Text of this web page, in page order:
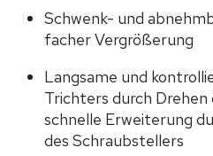
Schwenk- und
facher Vergrößerung
Langsame und
Trichters durch Drehen
schnelle Erweiterung
des Schraubstellers